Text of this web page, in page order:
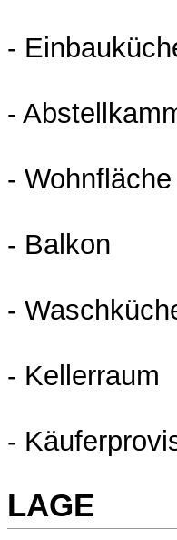
-
-
-
- Balkon
-
- Kellerraum
-
LAGE